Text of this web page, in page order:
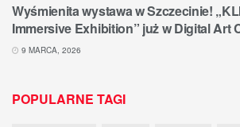
Wyśmienita wystawa w Szczecinie!
Immersive Exhibition” już w Digital Art
9 MARCA, 2026
POPULARNE TAGI